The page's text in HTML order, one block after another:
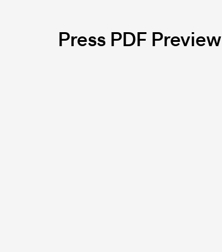
Press PDF Preview